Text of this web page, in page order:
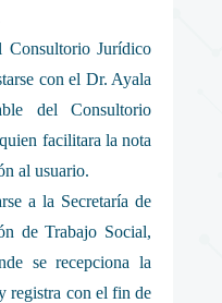
Consultorio Jurídico
con el Dr. Ayala
del Consultorio
facilitara la nota
al usuario.
a la Secretaría de
de Trabajo Social,
se recepciona la
registra con el fin de